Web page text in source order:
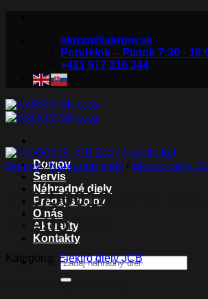
akrom@akrom.sk
Pondelok – Piatok 7:30 -
+421 917 210 244
Domov
Servis
Náhradné diely
Predaj strojov
O nás
Aktuality
Kontakty
Hľadať:
Domov / Náhradné diely / Elektro diely
700/50018 JCB
svetlo kpl.
Kategória: Elektro diely JCB
Súvisiace produkty